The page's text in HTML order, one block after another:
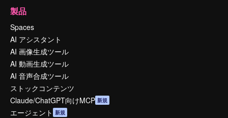
製品
Spaces
AI アシスタント
AI 画像生成ツール
AI 動画生成ツール
AI 音声合成ツール
ストックコンテンツ
Claude/ChatGPT向けMCP 新規
エージェント 新規